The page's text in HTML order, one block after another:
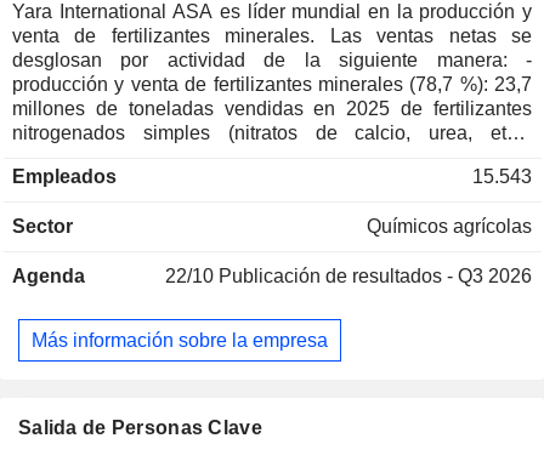
Yara International ASA es líder mundial en la producción y
venta de fertilizantes minerales. Las ventas netas se
desglosan por actividad de la siguiente manera: -
producción y venta de fertilizantes minerales (78,7 %): 23,7
millones de toneladas vendidas en 2025 de fertilizantes
nitrogenados simples (nitratos de calcio, urea, etc.),
potasio), fertilizantes especializados (productos para la
base de magnesio y azufre. Las ventas netas se distribuyen
%), África y Asia (19,5 %) y otras zonas (0,5 %); - venta de
toneladas de productos químicos a base de nitrógeno
vendidos (incluidos amoníaco, ácidos nítricos y nitratos de
industria química, la minería y la alimentación animal; -
Empleados 15.543
Sector Químicos agrícolas
Agenda 22/10 Publicación de resultados - Q3 2026
Más información sobre la empresa
Salida de Personas Clave